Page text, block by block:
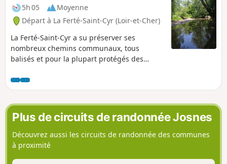
5h 05
Moyenne
Départ à La Ferté-Saint-Cyr (Loir-et-Cher)
La Ferté-Saint-Cyr a su préserver ses
nombreux chemins communaux, tous
balisés et pour la plupart protégés des
des chemins très variés, longeant prairies,
bois et étangs, puis, pénètre au cœur de la
forêt, lieu idéal pour observer la faune
sauvage. La particularité de cette boucle est
de faire traverser par deux fois, le Cosson, la
première par un pont étroit, la deuxième par
le Gué du Moulin Lauray; vous l'aurez
Plus de circuits de randonnée Josnes
Découvrez aussi les circuits de randonnée des communes
à proximité